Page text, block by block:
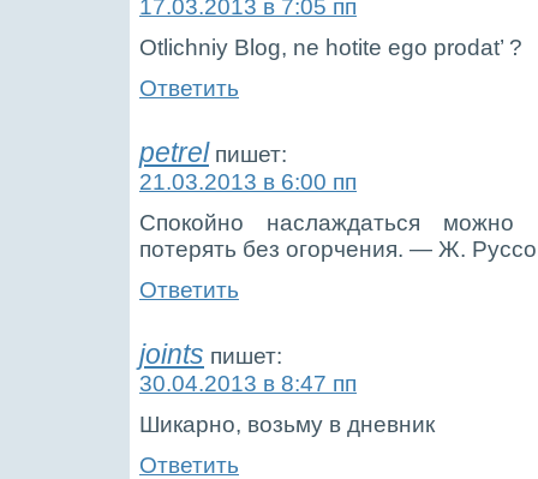
17.03.2013 в 7:05 пп
Otlichniy Blog, ne hotite ego prodat’ ?
Ответить
petrel пишет:
21.03.2013 в 6:00 пп
Спокойно наслаждаться
потерять без огорчения. — Ж. Руссо
Ответить
joints пишет:
30.04.2013 в 8:47 пп
Шикарно, возьму в дневник
Ответить